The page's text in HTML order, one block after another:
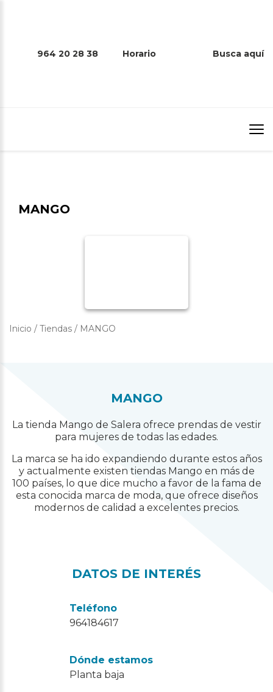
964 20 28 38 Horario Busca aquí
MANGO
Inicio / Tiendas / MANGO
MANGO
La tienda Mango de Salera ofrece prendas de vestir
para mujeres de todas las edades.
La marca se ha ido expandiendo durante estos años
y actualmente existen tiendas Mango en más de
100 países, lo que dice mucho a favor de la fama de
esta conocida marca de moda, que ofrece diseños
modernos de calidad a excelentes precios.
DATOS DE INTERÉS
Teléfono
964184617
Dónde estamos
Planta baja